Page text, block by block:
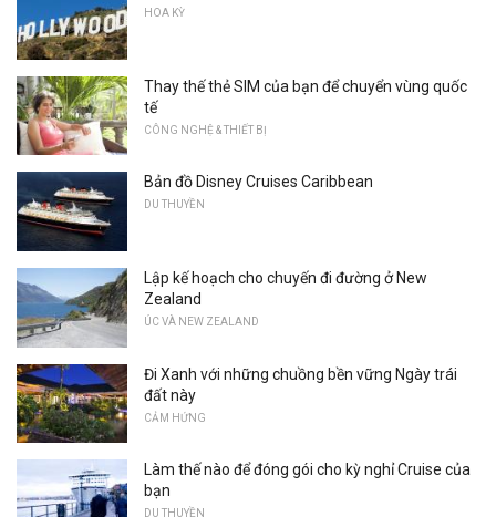
HOA KỲ
Thay thế thẻ SIM của bạn để chuyển vùng quốc
tế
CÔNG NGHỆ & THIẾT BỊ
Bản đồ Disney Cruises Caribbean
DU THUYỀN
Lập kế hoạch cho chuyến đi đường ở New
Zealand
ÚC VÀ NEW ZEALAND
Đi Xanh với những chuồng bền vững Ngày trái
đất này
CẢM HỨNG
Làm thế nào để đóng gói cho kỳ nghỉ Cruise của
bạn
DU THUYỀN